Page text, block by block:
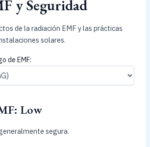
y Seguridad
de la radiación EMF y las prácticas
solares.
de EMF:
Low
segura.